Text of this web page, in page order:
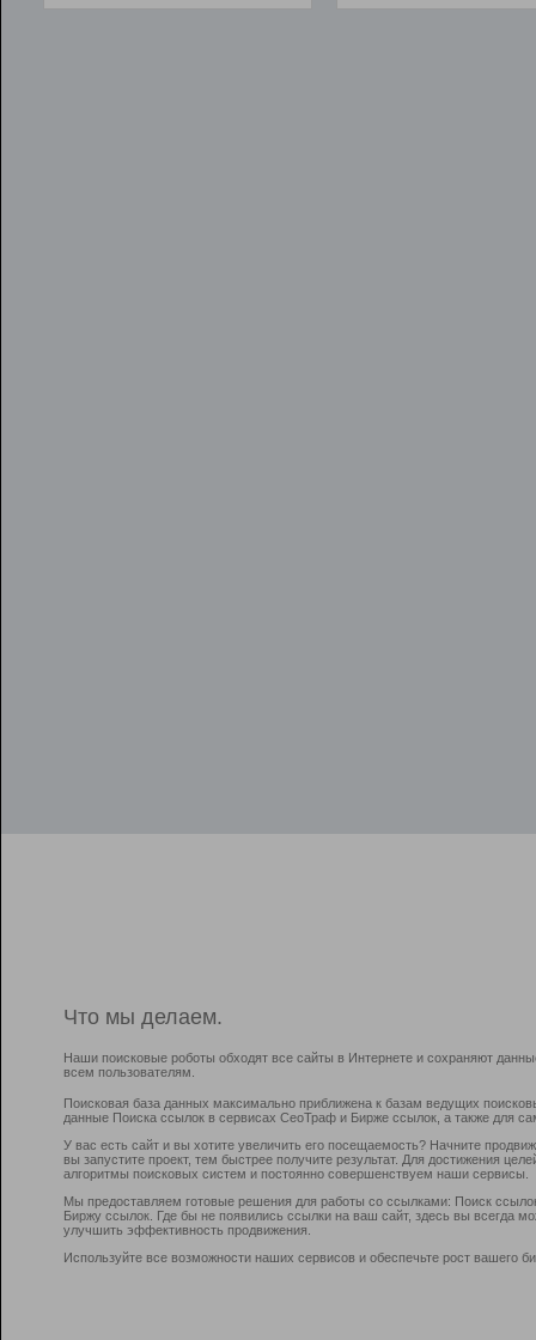
Что мы делаем.
Наши поисковые роботы обходят все сайты в Интернете и сохраняют
всем пользователям.
Поисковая база данных максимально приближена к базам ведущих
данные Поиска ссылок в сервисах СеоТраф и Бирже ссылок, а также для
У вас есть сайт и вы хотите увеличить его посещаемость? Начните
вы запустите проект, тем быстрее получите результат. Для достижения
алгоритмы поисковых систем и постоянно совершенствуем наши сервисы.
Мы предоставляем готовые решения для работы со ссылками: Поиск
Биржу ссылок. Где бы не появились ссылки на ваш сайт, здесь вы всегда
улучшить эффективность продвижения.
Используйте все возможности наших сервисов и обеспечьте рост вашего